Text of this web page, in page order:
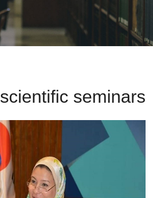
scientific seminars